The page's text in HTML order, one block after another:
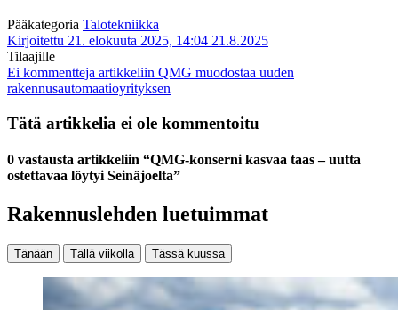
Pääkategoria Talotekniikka
Kirjoitettu 21. elokuuta 2025, 14:04 21.8.2025
Tilaajille
Ei kommentteja artikkeliin QMG muodostaa uuden
rakennusautomaatioyrityksen
Tätä artikkelia ei ole kommentoitu
0 vastausta artikkeliin “QMG-konserni kasvaa taas – uutta
ostettavaa löytyi Seinäjoelta”
Rakennuslehden luetuimmat
Tänään Tällä viikolla Tässä kuussa